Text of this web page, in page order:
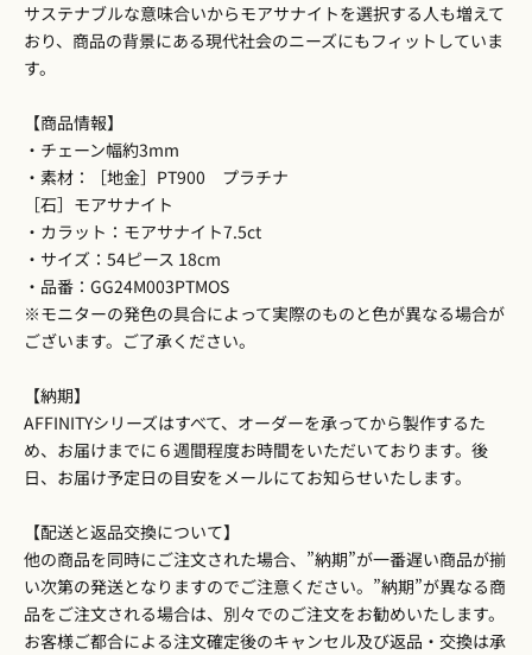
サステナブルな意味合いからモアサナイトを選択する人も増えて
おり、商品の背景にある現代社会のニーズにもフィットしていま
す。
【商品情報】
・チェーン幅約3mm
・素材：［地金］PT900 プラチナ
［石］モアサナイト
・カラット：モアサナイト7.5ct
・サイズ：54ピース 18cm
・品番：GG24M003PTMOS
※モニターの発色の具合によって実際のものと色が異なる場合が
ございます。ご了承ください。
【納期】
AFFINITYシリーズはすべて、オーダーを承ってから製作するた
め、お届けまでに６週間程度お時間をいただいております。後
日、お届け予定日の目安をメールにてお知らせいたします。
【配送と返品交換について】
他の商品を同時にご注文された場合、”納期”が一番遅い商品が揃
い次第の発送となりますのでご注意ください。”納期”が異なる商
品をご注文される場合は、別々でのご注文をお勧めいたします。
お客様ご都合による注文確定後のキャンセル及び返品・交換は承